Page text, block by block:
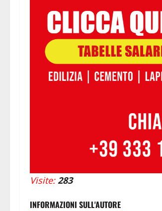
Visite: 283
INFORMAZIONI SULL'AUTORE